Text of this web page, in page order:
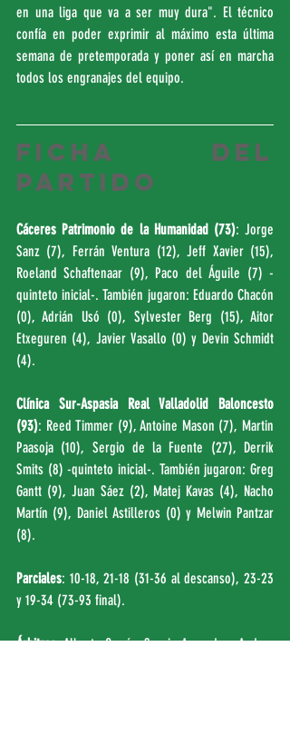
en una liga que va a ser muy dura". El técnico
confía en poder exprimir al máximo esta última
semana de pretemporada y poner así en marcha
todos los engranajes del equipo.
FICHA DEL
PARTIDO
Cáceres Patrimonio de la Humanidad (73): Jorge
Sanz (7), Ferrán Ventura (12), Jeff Xavier (15),
Roeland Schaftenaar (9), Paco del Águile (7) -
quinteto inicial-. También jugaron: Eduardo Chacón
(0), Adrián Usó (0), Sylvester Berg (15), Aitor
Etxeguren (4), Javier Vasallo (0) y Devin Schmidt
(4).
Clínica Sur-Aspasia Real Valladolid Baloncesto
(93): Reed Timmer (9), Antoine Mason (7), Martin
Paasoja (10), Sergio de la Fuente (27), Derrik
Smits (8) -quinteto inicial-. También jugaron: Greg
Gantt (9), Juan Sáez (2), Matej Kavas (4), Nacho
Martín (9), Daniel Astilleros (0) y Melwin Pantzar
(8).
Parciales: 10-18, 21-18 (31-36 al descanso), 23-23
y 19-34 (73-93 final).
Árbitros: Alberto García, Sergio Acevedo y Andrea